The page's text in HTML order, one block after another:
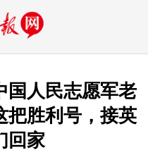
国人民志愿军老
把胜利号，接英
回家